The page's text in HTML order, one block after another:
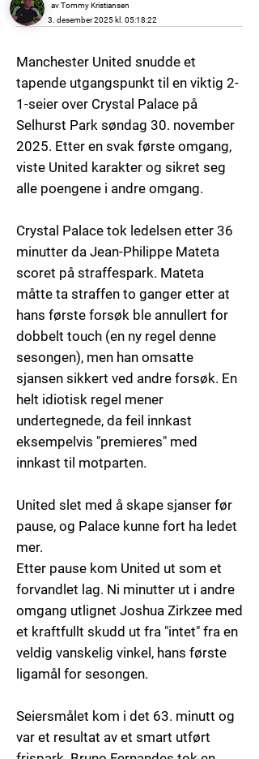
av Tommy Kristiansen
3. desember 2025 kl. 05:18:22
Manchester United snudde et
tapende utgangspunkt til en viktig 2-
1-seier over Crystal Palace på
Selhurst Park søndag 30. november
2025. Etter en svak første omgang,
viste United karakter og sikret seg
alle poengene i andre omgang.
Crystal Palace tok ledelsen etter 36
minutter da Jean-Philippe Mateta
scoret på straffespark. Mateta
måtte ta straffen to ganger etter at
hans første forsøk ble annullert for
dobbelt touch (en ny regel denne
sesongen), men han omsatte
sjansen sikkert ved andre forsøk. En
helt idiotisk regel mener
undertegnede, da feil innkast
eksempelvis "premieres" med
innkast til motparten.
United slet med å skape sjanser før
pause, og Palace kunne fort ha ledet
mer.
Etter pause kom United ut som et
forvandlet lag. Ni minutter ut i andre
omgang utlignet Joshua Zirkzee med
et kraftfullt skudd ut fra "intet" fra en
veldig vanskelig vinkel, hans første
ligamål for sesongen.
Seiersmålet kom i det 63. minutt og
var et resultat av et smart utført